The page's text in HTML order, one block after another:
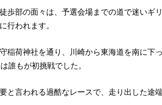
歩部の面々は、予選会場までの道で迷いギ
行われます。
稲荷神社を通り、川崎から東海道を南に下
誰もが初挑戦でした。
と言われる過酷なレースで、走り出した途